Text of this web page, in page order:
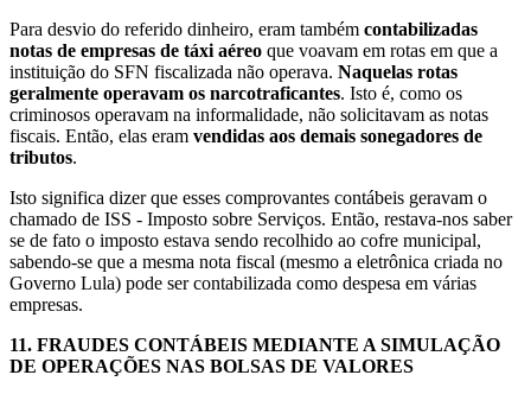
Para desvio do referido dinheiro, eram também contabilizadas
notas de empresas de táxi aéreo que voavam em rotas em que a
instituição do SFN fiscalizada não operava. Naquelas rotas
geralmente operavam os narcotraficantes. Isto é, como os
criminosos operavam na informalidade, não solicitavam as notas
fiscais. Então, elas eram vendidas aos demais sonegadores de
tributos.
Isto significa dizer que esses comprovantes contábeis geravam o
chamado de ISS - Imposto sobre Serviços. Então, restava-nos saber
se de fato o imposto estava sendo recolhido ao cofre municipal,
sabendo-se que a mesma nota fiscal (mesmo a eletrônica criada no
Governo Lula) pode ser contabilizada como despesa em várias
empresas.
11. FRAUDES CONTÁBEIS MEDIANTE A SIMULAÇÃO
DE OPERAÇÕES NAS BOLSAS DE VALORES